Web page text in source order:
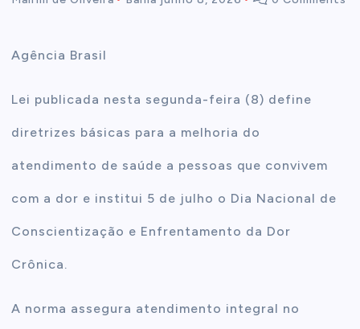
Agência Brasil
Lei publicada nesta segunda-feira (8) define
diretrizes básicas para a melhoria do
atendimento de saúde a pessoas que convivem
com a dor e institui 5 de julho o Dia Nacional de
Conscientização e Enfrentamento da Dor
Crônica.
A norma assegura atendimento integral no